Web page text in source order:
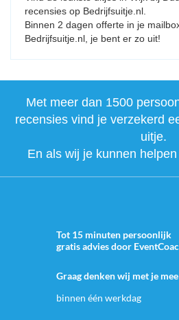
recensies op Bedrijfsuitje.nl.
Binnen 2 dagen offerte in je
Bedrijfsuitje.nl, je bent er zo uit!
Met meer dan 1500
recensies vind je verzekerd
uitje.
En als wij je kunnen
Tot 15 minuten persoonlijk
gratis advies door
Graag denken wij met je mee
binnen één werkdag